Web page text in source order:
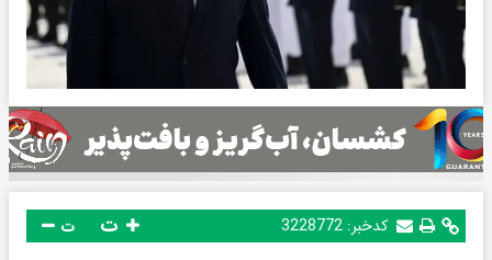
کدخبر: 3228772 ت